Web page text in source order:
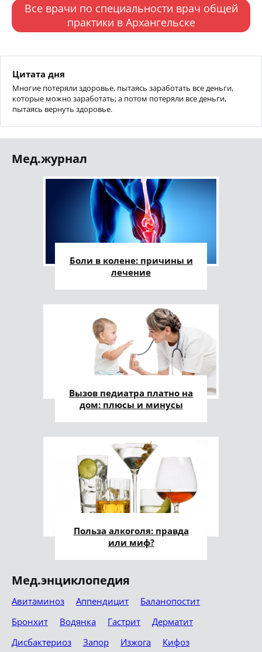
Все врачи по специальности врач общей
практики в Архангельске
Цитата дня
Многие потеряли здоровье, пытаясь заработать все деньги,
которые можно заработать; а потом потеряли все деньги,
пытаясь вернуть здоровье.
Мед.журнал
Боли в колене: причины и
лечение
Вызов педиатра платно на
дом: плюсы и минусы
Польза алкоголя: правда
или миф?
Мед.энциклопедия
Авитаминоз Аппендицит
Баланопостит
Бронхит
Водянка Гастрит
Дерматит
Дисбактериоз
Запор Изжога Кифоз